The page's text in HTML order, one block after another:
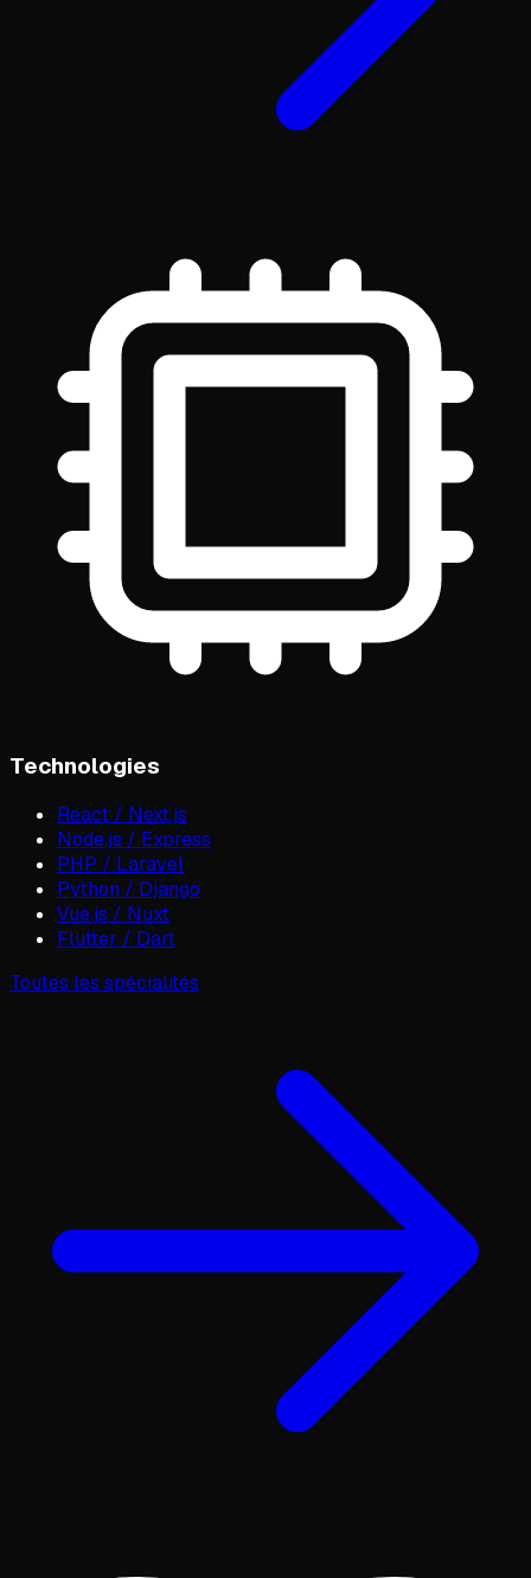
Technologies
React / Next.js
Node.js / Express
PHP / Laravel
Python / Django
Vue.js / Nuxt
Flutter / Dart
Toutes les spécialités